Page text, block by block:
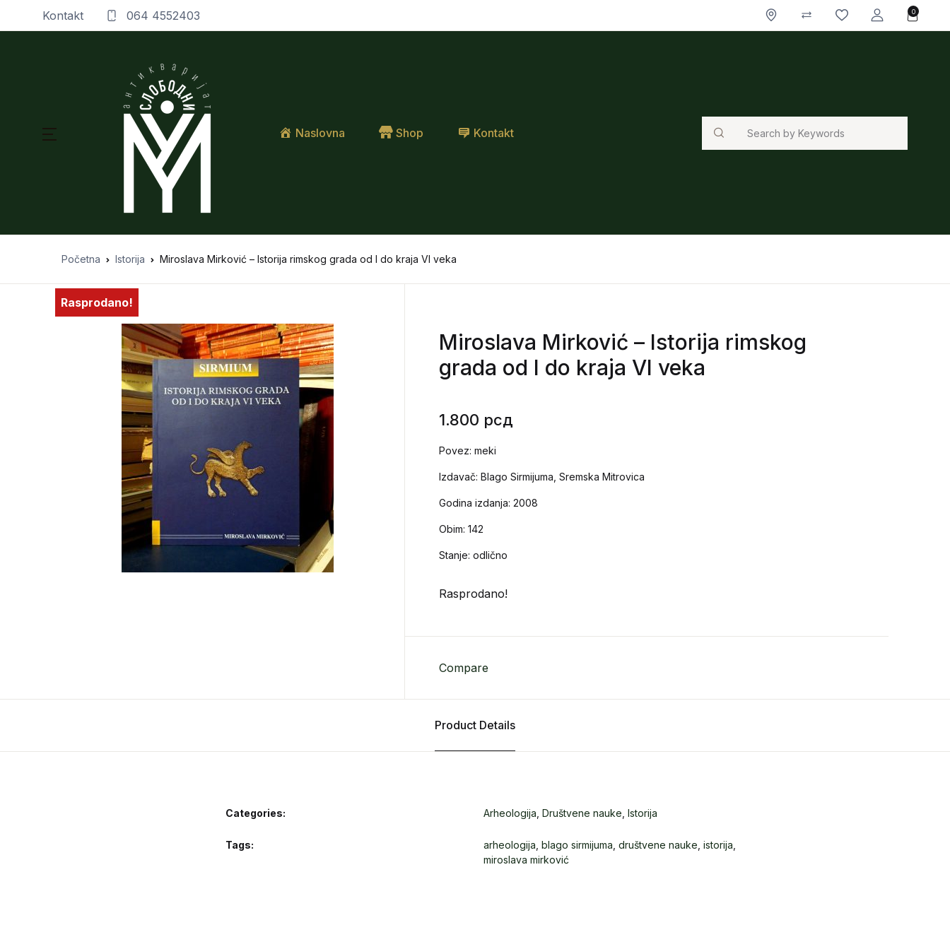
Kontakt 064 4552403 0
Naslovna Shop Kontakt Search
Početna Istorija Miroslava Mirković – Istorija rimskog grada od I do kraja VI veka
Rasprodano!
Miroslava Mirković – Istorija rimskog
grada od I do kraja VI veka
1.800 рсд
Povez: meki
Izdavač: Blago Sirmijuma, Sremska Mitrovica
Godina izdanja: 2008
Obim: 142
Stanje: odlično
Rasprodano!
Compare
Product Details
Categories: Arheologija Društvene nauke Istorija
Tags: arheologija blago sirmijuma društvene nauke istorija
miroslava mirković